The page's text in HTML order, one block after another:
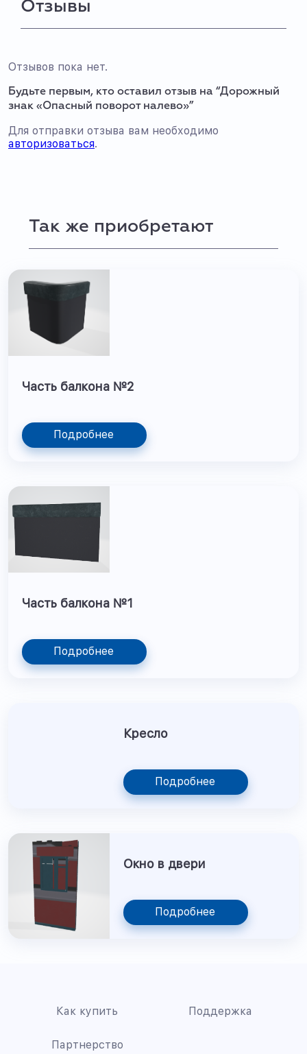
Отзывы
Отзывов пока нет.
Будьте первым, кто оставил отзыв на “Дорожный
знак «Опасный поворот налево»”
Для отправки отзыва вам необходимо
авторизоваться.
Так же приобретают
Часть балкона №2
Подробнее
Часть балкона №1
Подробнее
Кресло
Подробнее
Окно в двери
Подробнее
Как купить Поддержка
Партнерство